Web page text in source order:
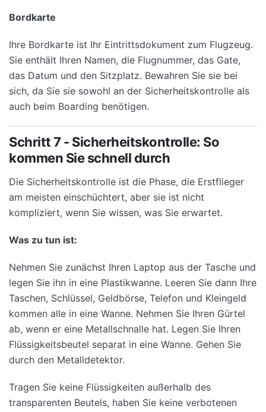
Bordkarte
Ihre Bordkarte ist Ihr Eintrittsdokument zum Flugzeug.
Sie enthält Ihren Namen, die Flugnummer, das Gate,
das Datum und den Sitzplatz. Bewahren Sie sie bei
sich, da Sie sie sowohl an der Sicherheitskontrolle als
auch beim Boarding benötigen.
Schritt 7 - Sicherheitskontrolle: So
kommen Sie schnell durch
Die Sicherheitskontrolle ist die Phase, die Erstflieger
am meisten einschüchtert, aber sie ist nicht
kompliziert, wenn Sie wissen, was Sie erwartet.
Was zu tun ist:
Nehmen Sie zunächst Ihren Laptop aus der Tasche und
legen Sie ihn in eine Plastikwanne. Leeren Sie dann Ihre
Taschen, Schlüssel, Geldbörse, Telefon und Kleingeld
kommen alle in eine Wanne. Nehmen Sie Ihren Gürtel
ab, wenn er eine Metallschnalle hat. Legen Sie Ihren
Flüssigkeitsbeutel separat in eine Wanne. Gehen Sie
durch den Metalldetektor.
Tragen Sie keine Flüssigkeiten außerhalb des
transparenten Beutels, haben Sie keine verbotenen